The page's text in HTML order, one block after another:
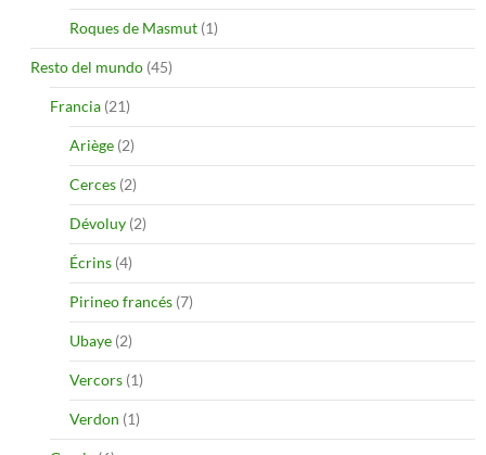
Roques de Masmut (1)
Resto del mundo (45)
Francia (21)
Ariège (2)
Cerces (2)
Dévoluy (2)
Écrins (4)
Pirineo francés (7)
Ubaye (2)
Vercors (1)
Verdon (1)